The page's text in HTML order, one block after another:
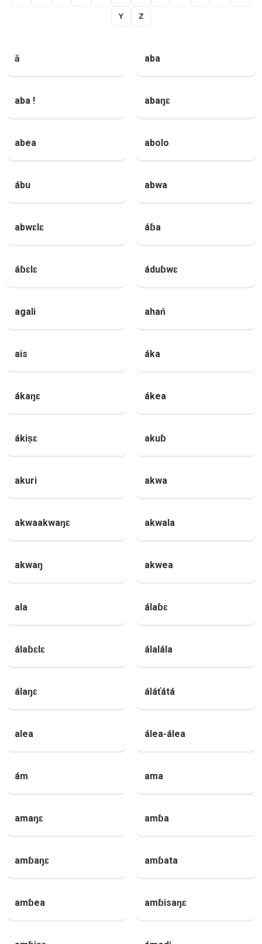
Y Z
ā aba
aba ! abaŋɛ
abea abolo
ábu abwa
abwɛlɛ áɓa
áɓɛlɛ áduɓwɛ
agali ahań
ais áka
ákaŋɛ ákea
ákiṣɛ akuɓ
akuri akwa
akwaakwaŋɛ akwala
akwaŋ akwea
ala álaɓɛ
álaɓɛlɛ álalála
álaŋɛ áláťátá
alea álea-álea
ám ama
amaŋɛ amɓa
amɓaŋɛ amɓata
amɓea amɓisaŋɛ